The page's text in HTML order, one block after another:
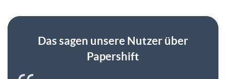
Das sagen unsere Nutzer über
Papershift